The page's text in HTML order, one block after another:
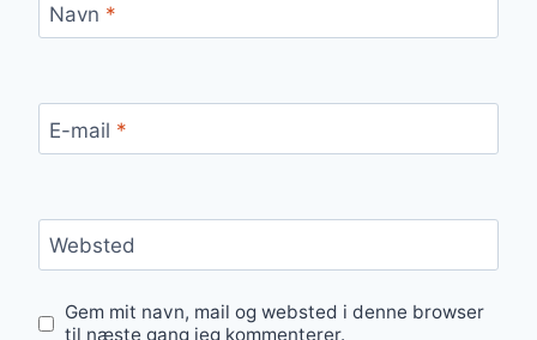
Navn *
E-mail *
Websted
Gem mit navn, mail og websted i denne browser
til næste gang jeg kommenterer.